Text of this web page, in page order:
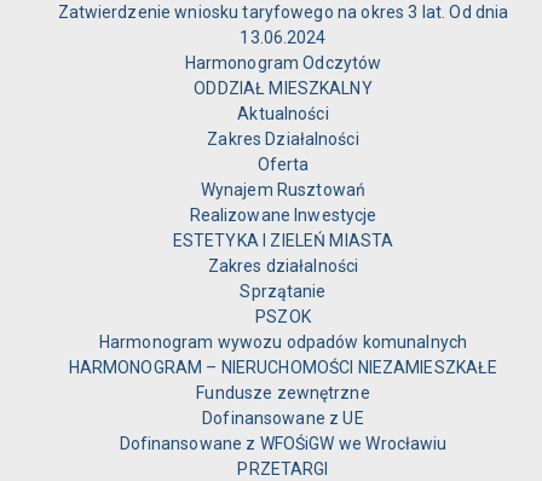
Zatwierdzenie wniosku taryfowego na okres 3 lat. Od dnia
13.06.2024
Harmonogram Odczytów
ODDZIAŁ MIESZKALNY
Aktualności
Zakres Działalności
Oferta
Wynajem Rusztowań
Realizowane Inwestycje
ESTETYKA I ZIELEŃ MIASTA
Zakres działalności
Sprzątanie
PSZOK
Harmonogram wywozu odpadów komunalnych
HARMONOGRAM – NIERUCHOMOŚCI NIEZAMIESZKAŁE
Fundusze zewnętrzne
Dofinansowane z UE
Dofinansowane z WFOŚiGW we Wrocławiu
PRZETARGI